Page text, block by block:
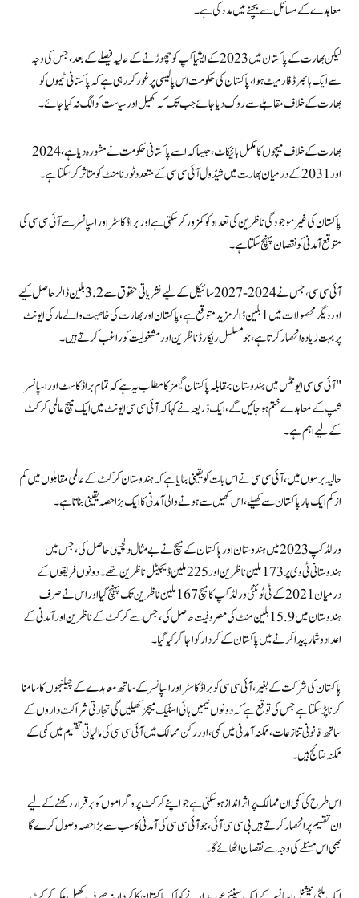
معاہدے کے مسائل سے بچنے میں مدد کی ہے۔
لیکن بھارت کے پاکستان میں 2023 کے ایشیا کپ کو چھوڑنے کے حالیہ فیصلے کے بعد، جس کی وجہ
سے ایک ہائبرڈ فارمیٹ ہوا، پاکستان کی حکومت اس پالیسی پر غور کر رہی ہے کہ پاکستانی ٹیموں کو
بھارت کے خلاف مقابلے سے روک دیا جائے جب تک کہ کھیل اور سیاست کو الگ نہ کیا جائے۔
بھارت کے خلاف میچوں کا مکمل بائیکاٹ، جیسا کہ اسے پاکستانی حکومت نے مشورہ دیا ہے، 2024
اور 2031 کے درمیان بھارت میں شیڈول آئی سی سی کے متعدد ٹورنامنٹ کو متاثر کر سکتا ہے۔
پاکستان کی غیر موجودگی ناظرین کی تعداد کو کمزور کر سکتی ہے اور براڈکاسٹر اور اسپانسر سے آئی سی سی کی
متوقع آمدنی کو نقصان پہنچ سکتا ہے۔
آئی سی سی، جس نے 2024-2027 سائیکل کے لیے نشریاتی حقوق سے 3.2 بلین ڈالر حاصل کیے
اور دیگر محصولات میں 1 بلین ڈالر مزید متوقع ہے، پاکستان اور بھارت کی خاصیت والے مارکی ایونٹ
پر بہت زیادہ انحصار کرتا ہے، جو مسلسل ریکارڈ ناظرین اور مشغولیت کو راغب کرتے ہیں۔
"آئی سی سی ایونٹس میں ہندوستان بمقابلہ پاکستان گیمز کا مطلب یہ ہے کہ تمام براڈکاسٹ اور اسپانسر
شپ کے معاہدے ختم ہوجائیں گے،ایک ذریعہ نے کہا کہ آئی سی سی ایونٹ میں ایک میچ عالمی کرکٹ
کے لیے اہم ہے۔
حالیہ برسوں میں، آئی سی سی نے اس بات کو یقینی بنایا ہے کہ ہندوستان کرکٹ کے عالمی مقابلوں میں کم
از کم ایک بار پاکستان سے کھیلے، اس کھیل سے ہونے والی آمدنی کا ایک بڑا حصہ یقینی بناتا ہے۔
ورلڈ کپ 2023 میں ہندوستان اور پاکستان کے میچ نے بے مثال دلچسپی حاصل کی، جس میں
ہندوستانی ٹی وی پر 173 ملین ناظرین اور 225 ملین ڈیجیٹل ناظرین تھے۔ دونوں فریقوں کے
درمیان 2021 کے ٹی ٹوئنٹی ورلڈ کپ کا میچ 167 ملین ناظرین تک پہنچ گیا اور اس نے صرف
ہندوستان میں 15.9 بلین منٹ کی مصروفیت حاصل کی، جس سے کرکٹ کے ناظرین اور آمدنی کے
اعداد و شمار پیدا کرنے میں پاکستان کے کردار کو اجاگر کیا گیا۔
پاکستان کی شرکت کے بغیر، آئی سی سی کو براڈکاسٹر اور اسپانسر کے ساتھ معاہدے کے چیلنجوں کا سامنا
کرنا پڑ سکتا ہے جس کی توقع ہے کہ دونوں ٹیمیں ہائی اسٹیک میچز کھیلیں گی تجارتی شراکت داروں کے
ساتھ قانونی تنازعات، ممکنہ آمدنی میں کمی، اور رکن ممالک میں آئی سی سی کی مالیاتی تقسیم میں کمی کے
ممکنہ نتائج ہیں۔
اس طرح کی کمی ان ممالک پر اثر انداز ہو سکتی ہے جو اپنے کرکٹ پروگراموں کو برقرار رکھنے کے لیے
ان تقسیم پر انحصار کرتے ہیں بی سی سی آئی، جو آئی سی سی کی آمدنی کا سب سے بڑا حصہ وصول کرے گا
بھی اس مسئلے کی وجہ سے نقصان اٹھائے گا۔